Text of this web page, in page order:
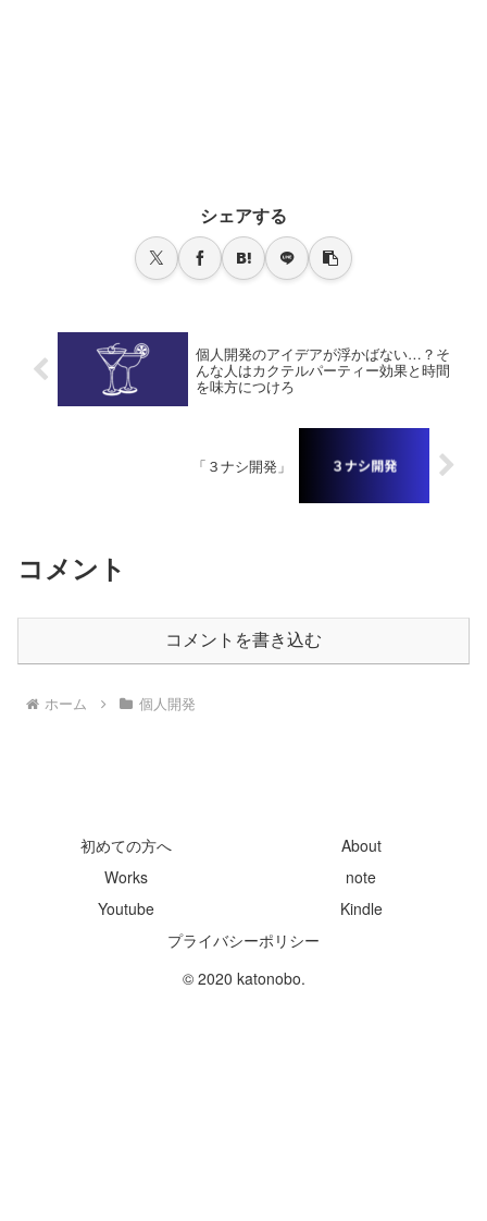
シェアする
個人開発のアイデアが浮かばない…？そ
んな人はカクテルパーティー効果と時間
を味方につけろ
「３ナシ開発」
コメント
コメントを書き込む
ホーム 個人開発
初めての方へ
About
Works
note
Youtube
Kindle
プライバシーポリシー
© 2020 katonobo.